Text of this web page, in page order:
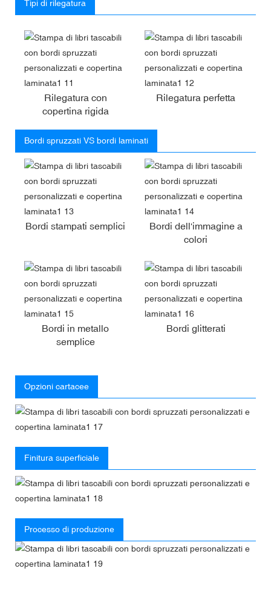
Tipi di rilegatura
Rilegatura con
copertina rigida
Rilegatura perfetta
Bordi spruzzati VS bordi laminati
Bordi stampati semplici
Bordi dell'immagine a
colori
Bordi in metallo
semplice
Bordi glitterati
Opzioni cartacee
Finitura superficiale
Processo di produzione